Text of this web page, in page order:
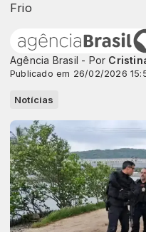
Frio
Agência Brasil - Por
Publicado em 26/02/2026
Notícias